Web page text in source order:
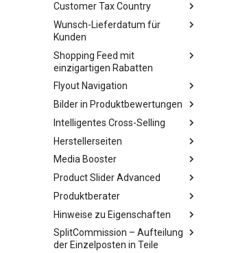
Customer Tax Country
Wunsch-Lieferdatum für
Kunden
Shopping Feed mit
einzigartigen Rabatten
Flyout Navigation
Bilder in Produktbewertungen
Intelligentes Cross-Selling
Herstellerseiten
Media Booster
Product Slider Advanced
Produktberater
Hinweise zu Eigenschaften
SplitCommission – Aufteilung
der Einzelposten in Teile